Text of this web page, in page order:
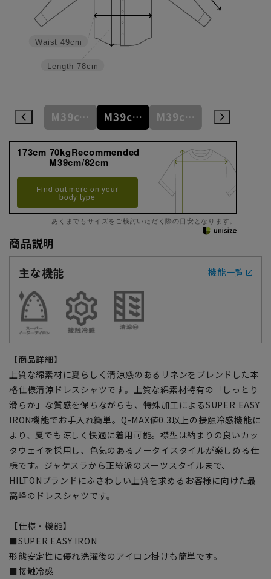
Length 78cm
Waist 49cm
M39cm/82cm M39cm/84cm M39cm/86cm
173cm 70kgRecommended
M39cm/82cm
Find out more on your
body type
あくまでもサイズをご検討いただく際の目安となります。
商品説明
主な機能
機能一覧
【商品詳細】
上質な綿素材に夏らしく清涼感のあるリネンをブレンドした本
格仕様清涼ドレスシャツです。上質な綿素材特有の「しっとり
滑らか」な質感を保ちながらも、特殊加工によるSUPER EASY
IRON機能でお手入れ簡単。Q-MAX値0.3以上の接触冷感機能に
より、夏でも涼しく快適に着用可能。襟型は納まりの良いカッ
タウェイを採用し、色気のあるノータイスタイルが楽しめる仕
様です。ジャケスラから正統派のスーツスタイルまで、
HILTONブランドにふさわしい上質を求めるお客様に向けた最
高峰のドレスシャツです。
【仕様・機能】
■SUPER EASY IRON
形態安定性に優れ洗濯後のアイロン掛けも簡単です。
■接触冷感